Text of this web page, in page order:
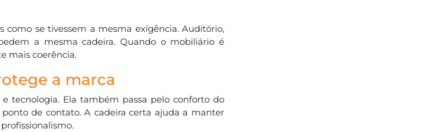
se tivessem a mesma exigência. Auditório,
a mesma cadeira. Quando o mobiliário é
mais coerência.
a marca
tecnologia. Ela também passa pelo conforto do
de contato. A cadeira certa ajuda a manter